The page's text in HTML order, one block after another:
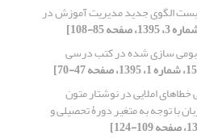
الگوی جدید مدیریت آموزش در
سازی شده در کتب درسی
املایی در نوشتار متون
با توجه به متغیر دورۀ تحصیلی و